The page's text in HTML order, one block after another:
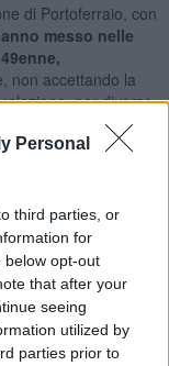
Personal
third parties, or
for
below opt-out
that after your
seeing
utilized by
parties prior to
di Portoferraio, con
messo nelle
non accettando la
per diverso
per fortuna solo a
a subire e
che
cellulareda parte